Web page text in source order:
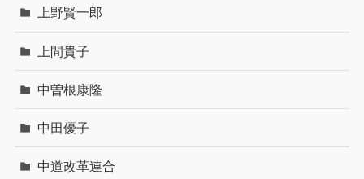
上野賢一郎
上間貴子
中曽根康隆
中田優子
中道改革連合